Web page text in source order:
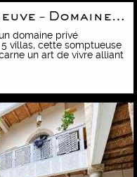
Villa contemporaine neuve – Domaine privé
domaine privé
villas, cette somptueuse
un art de vivre alliant